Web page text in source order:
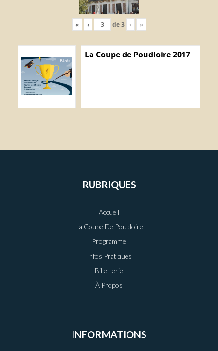
« ‹ de3 › »
La Coupe de Poudloire 2017
RUBRIQUES
Accueil
La Coupe De Poudloire
Programme
Infos Pratiques
Billetterie
À Propos
INFORMATIONS